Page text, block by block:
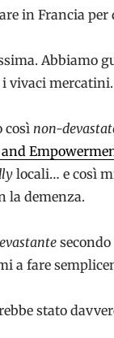
in Francia per
Abbiamo
vivaci
così non-
locali… e così
la demenza.
a fare
stato